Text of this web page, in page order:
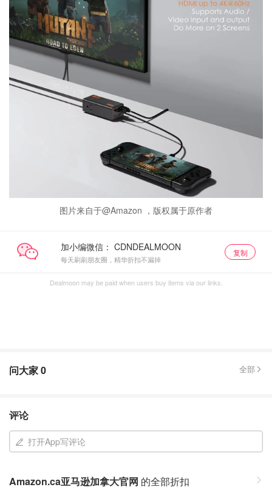
图片来自于@Amazon ，版权属于原作者
加小编微信：
每天刷刷朋友圈，精华折扣不漏掉
复制
Dealmoon may be paid when users buy items via our links.
问大家0 全部
评论
打开App写评论
Amazon.ca亚马逊加拿大官网 的全部折扣